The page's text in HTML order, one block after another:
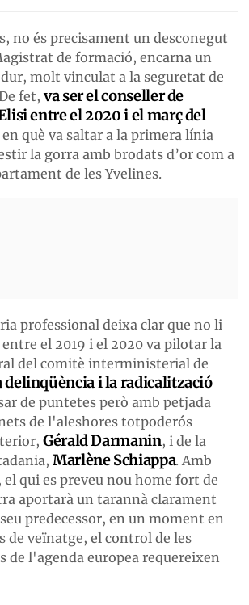
no és precisament un desconegut
de formació, encarna un
molt vinculat a la seguretat de
fet,va ser el conseller de
entre el 2020 i el març del
què va saltar a la primera línia
la gorra amb brodats d’or com a
de les Yvelines.
professional deixa clar que no li
el 2019 i el 2020 va pilotar la
del comitè interministerial de
delinqüència i la radicalització
de puntetes però amb petjada
de l'aleshores totpoderós
Gérald Darmanin, i de la
Marlène Schiappa. Amb
el qui es preveu nou home fort de
aportarà un tarannà clarament
predecessor, en un moment en
de veïnatge, el control de les
de l'agenda europea requereixen